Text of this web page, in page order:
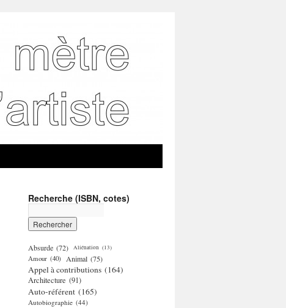
Recherche (ISBN, cotes)
Absurde (72) Aliénation (13)
Amour (40) Animal (75)
Appel à contributions (164)
Architecture (91)
Auto-référent (165)
Autobiographie (44)